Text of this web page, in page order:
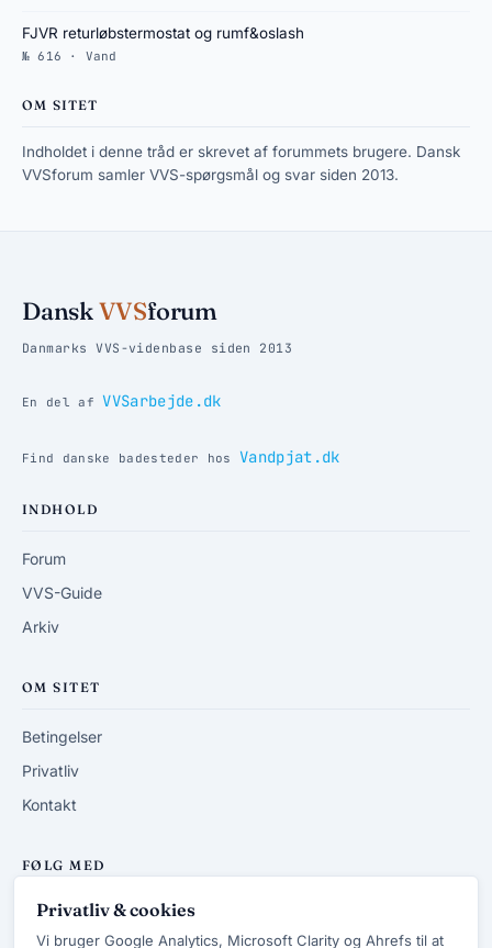
FJVR returløbstermostat og rumf&oslash
№ 616 · Vand
OM SITET
Indholdet i denne tråd er skrevet af forummets brugere. Dansk
VVSforum samler VVS-spørgsmål og svar siden 2013.
DanskVVSforum
Danmarks VVS-videnbase siden 2013
En del af VVSarbejde.dk
Find danske badesteder hos Vandpjat.dk
INDHOLD
Forum
VVS-Guide
Arkiv
OM SITET
Betingelser
Privatliv
Kontakt
FØLG MED
RSS-feed
Privatliv & cookies
Vi bruger Google Analytics, Microsoft Clarity og Ahrefs til at